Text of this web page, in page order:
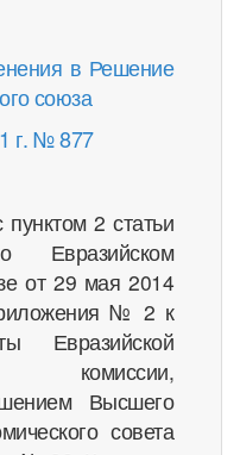
в Решение
союза
г. № 877
пунктом 2 статьи
от 29 мая 2014
№ 2 к
Евразийской
комиссии,
Высшего
совета